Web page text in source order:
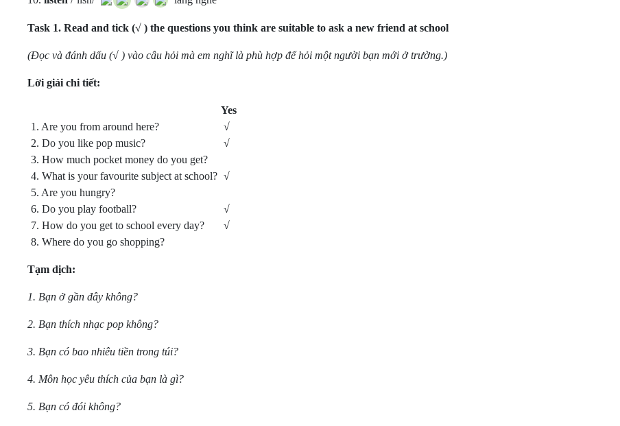
Task 1.Read and tick (√ ) the questions you think are suitable to ask a new friend at school
(Đọc và đánh dấu (√ ) vào câu hỏi mà em nghĩ là phù hợp để hỏi một người bạn mới ở trường.)
Lời giải chi tiết:
Yes
1. Are you from around here?
√
2. Do you like pop music?
√
3. How much pocket money do you get?
4. What is your favourite subject at school? √
5. Are you hungry?
6. Do you play football?
√
7. How do you get to school every day?
√
8. Where do you go shopping?
Tạm dịch:
1. Bạn ở gần đây không?
2. Bạn thích nhạc pop không?
3. Bạn có bao nhiêu tiền trong túi?
4. Môn học yêu thích của bạn là gì?
5. Bạn có đói không?